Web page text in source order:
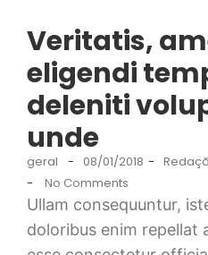
Veritatis,
eligendi
deleniti
unde
geral - 08/01/2018 -
-
No Comments
Ullam consequuntur,
doloribus enim repellat